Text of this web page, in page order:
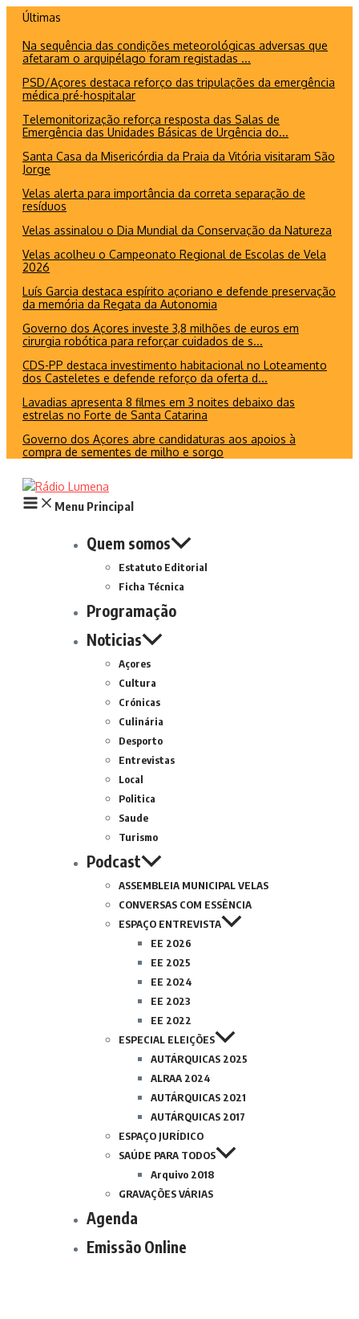
conteúdo
Últimas
Na sequência das condições meteorológicas adversas que
afetaram o arquipélago foram registadas ...
PSD/Açores destaca reforço das tripulações da emergência
médica pré-hospitalar
Telemonitorização reforça resposta das Salas de
Emergência das Unidades Básicas de Urgência do...
Santa Casa da Misericórdia da Praia da Vitória visitaram São
Jorge
Velas alerta para importância da correta separação de
resíduos
Velas assinalou o Dia Mundial da Conservação da Natureza
Velas acolheu o Campeonato Regional de Escolas de Vela
2026
Luís Garcia destaca espírito açoriano e defende preservação
da memória da Regata da Autonomia
Governo dos Açores investe 3,8 milhões de euros em
cirurgia robótica para reforçar cuidados de s...
CDS-PP destaca investimento habitacional no Loteamento
dos Casteletes e defende reforço da oferta d...
Lavadias apresenta 8 filmes em 3 noites debaixo das
estrelas no Forte de Santa Catarina
Governo dos Açores abre candidaturas aos apoios à
compra de sementes de milho e sorgo
Menu Principal
Quem somos
Estatuto Editorial
Ficha Técnica
Programação
Noticias
Açores
Cultura
Crónicas
Culinária
Desporto
Entrevistas
Local
Politica
Saude
Turismo
Podcast
ASSEMBLEIA MUNICIPAL VELAS
CONVERSAS COM ESSÊNCIA
ESPAÇO ENTREVISTA
EE 2026
EE 2025
EE 2024
EE 2023
EE 2022
ESPECIAL ELEIÇÕES
AUTÁRQUICAS 2025
ALRAA 2024
AUTÁRQUICAS 2021
AUTÁRQUICAS 2017
ESPAÇO JURÍDICO
SAÚDE PARA TODOS
Arquivo 2018
GRAVAÇÕES VÁRIAS
Agenda
Emissão Online